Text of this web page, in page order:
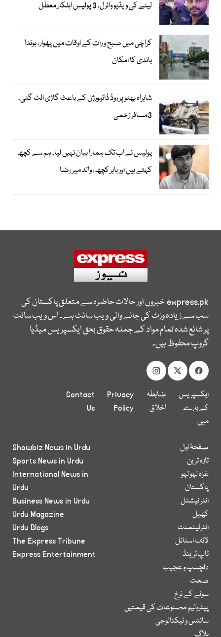
لینے کی ویڈیو وائرل، 3 پولیس اہلکار معطل
کراچی میں صبح و رات کے اوقات میں پھوار، بوندا
باندی کا امکان
شاہراہ بھٹو پر روڈ ڈائیورژن کے باعث گاڑی الٹ گئی،
3مسافر زخمی
پولیس نے اب تک ہمارا بیان نہیں لیا، ہم سے کچھ
کہتے ہیں اور باہر کچھ، والد میر رضا
express.pkخبروں اور حالات حاضرہ سے متعلق پاکستان کی
سب سے زیادہ وزٹ کی جانے والی ویب سائٹ ہے۔ اس ویب سائٹ
پر شائع شدہ تمام مواد کے جملہ حقوق بحق ایکسپریس میڈیا
گروپ محفوظ ہیں۔
ایکسپریس
کے بارے
میں
ضابطہ
اخلاق
Privacy
Policy
Contact
Us
صفحۂ اول
تازہ ترین
غزہ لہو لہو
پاکستان
انٹر نیشنل
کھیل
انٹرٹینمنٹ
لائف اسٹائل
ٹاپ ٹرینڈ
دلچسپ و عجیب
صحت
سونے کے نرخ
پیٹرولیم مصنوعات کی قیمتیں
سائنس و ٹیکنالوجی
بلاگ
Showbiz News in Urdu
Sports News in Urdu
International News in
Urdu
Business News in Urdu
Urdu Magazine
Urdu Blogs
The Express Tribune
Express Entertainment